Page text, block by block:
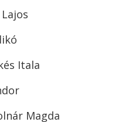
Itala
Magda